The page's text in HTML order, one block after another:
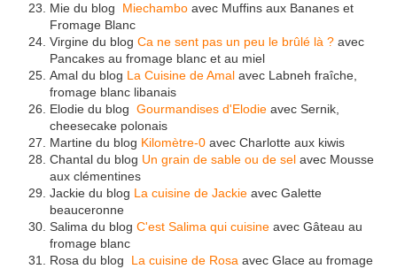
Mie du blog Miechambo avec Muffins aux Bananes et
Fromage Blanc
Virgine du blog Ca ne sent pas un peu le brûlé là ? avec
Pancakes au fromage blanc et au miel
Amal du blog La Cuisine de Amal avec Labneh fraîche,
fromage blanc libanais
Elodie du blog Gourmandises d'Elodie avec Sernik,
cheesecake polonais
Martine du blog Kilomètre-0 avec Charlotte aux kiwis
Chantal du blog Un grain de sable ou de sel avec Mousse
aux clémentines
Jackie du blog La cuisine de Jackie avec Galette
beauceronne
Salima du blog C'est Salima qui cuisine avec Gâteau au
fromage blanc
Rosa du blog La cuisine de Rosa avec Glace au fromage